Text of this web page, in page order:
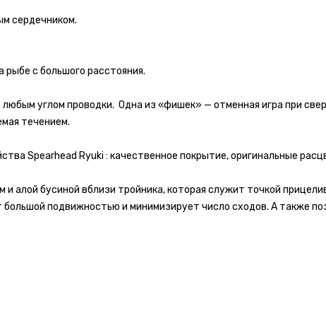
сердечником.
с большого расстояния.
углом проводки. Одна из «фишек» — отменная игра при
течением.
Spearhead Ryuki : качественное покрытие, оригинальные
бусиной вблизи тройника, которая служит точкой
большой подвижностью и минимизирует число сходов. А также